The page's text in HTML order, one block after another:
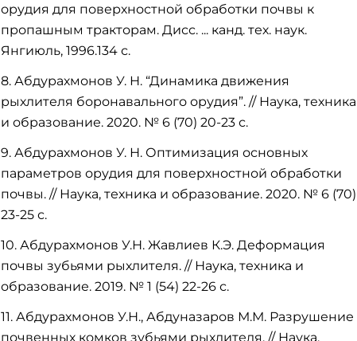
орудия для поверхностной обработки почвы к
пропашным тракторам. Дисс. ... кaнд. тех. наук.
Янгиюль, 1996.134 с.
8. Абдурахмонов У. Н. “Динамика движения
рыхлителя боронавального орудия”. // Наука, техника
и образование. 2020. № 6 (70) 20-23 с.
9. Абдурахмонов У. Н. Оптимизация основных
параметров орудия для поверхностной обработки
почвы. // Наука, техника и образование. 2020. № 6 (70)
23-25 с.
10. Абдурахмонов У.Н. Жaвлиев К.Э. Деформация
почвы зубьями рыхлителя. // Наука, техника и
образование. 2019. № 1 (54) 22-26 с.
11. Абдурахмонов У.Н., Абдуназаров М.М. Разрушение
почвенных комков зубьями рыхлителя. // Наука,